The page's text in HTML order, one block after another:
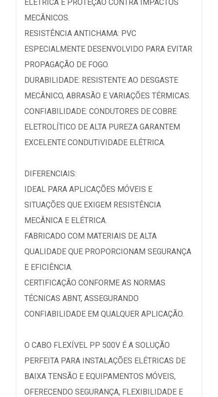
ELÉTRICA E PROTEÇÃO CONTRA IMPACTOS
MECÂNICOS.
RESISTÊNCIA ANTICHAMA: PVC
ESPECIALMENTE DESENVOLVIDO PARA EVITAR
PROPAGAÇÃO DE FOGO.
DURABILIDADE: RESISTENTE AO DESGASTE
MECÂNICO, ABRASÃO E VARIAÇÕES TÉRMICAS.
CONFIABILIDADE: CONDUTORES DE COBRE
ELETROLÍTICO DE ALTA PUREZA GARANTEM
EXCELENTE CONDUTIVIDADE ELÉTRICA.
DIFERENCIAIS:
IDEAL PARA APLICAÇÕES MÓVEIS E
SITUAÇÕES QUE EXIGEM RESISTÊNCIA
MECÂNICA E ELÉTRICA.
FABRICADO COM MATERIAIS DE ALTA
QUALIDADE QUE PROPORCIONAM SEGURANÇA
E EFICIÊNCIA.
CERTIFICAÇÃO CONFORME AS NORMAS
TÉCNICAS ABNT, ASSEGURANDO
CONFIABILIDADE EM QUALQUER APLICAÇÃO.
O CABO FLEXÍVEL PP 500V É A SOLUÇÃO
PERFEITA PARA INSTALAÇÕES ELÉTRICAS DE
BAIXA TENSÃO E EQUIPAMENTOS MÓVEIS,
OFERECENDO SEGURANÇA, FLEXIBILIDADE E